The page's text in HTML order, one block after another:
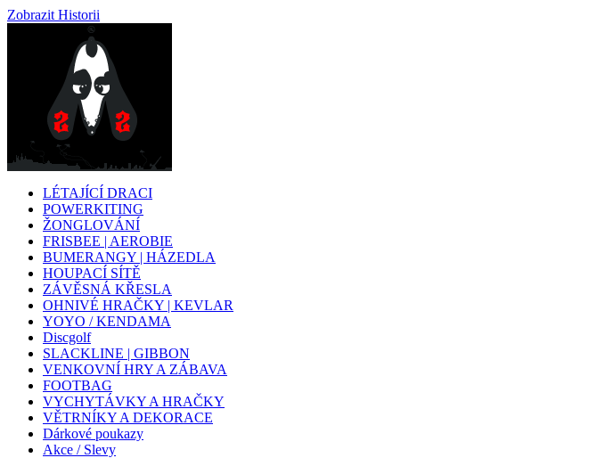
Zobrazit Historii
LÉTAJÍCÍ DRACI
POWERKITING
ŽONGLOVÁNÍ
FRISBEE | AEROBIE
BUMERANGY | HÁZEDLA
HOUPACÍ SÍTĚ
ZÁVĚSNÁ KŘESLA
OHNIVÉ HRAČKY | KEVLAR
YOYO / KENDAMA
Discgolf
SLACKLINE | GIBBON
VENKOVNÍ HRY A ZÁBAVA
FOOTBAG
VYCHYTÁVKY A HRAČKY
VĚTRNÍKY A DEKORACE
Dárkové poukazy
Akce / Slevy